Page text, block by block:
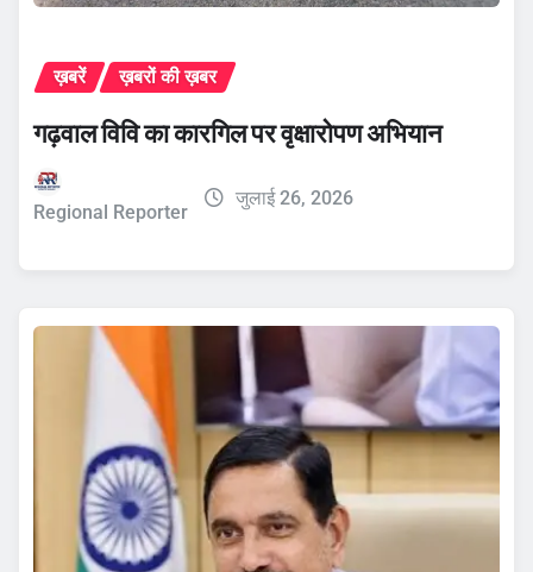
ख़बरें ख़बरों की ख़बर
गढ़वाल विवि का कारगिल पर वृक्षारोपण अभियान
Regional Reporter
जुलाई 26, 2026